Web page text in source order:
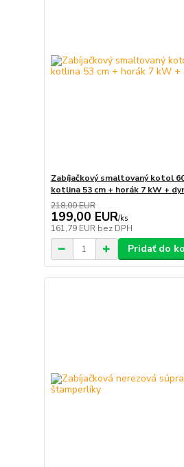
Zabíjačkový smaltovaný kotol
kotlina 53 cm + horák 7 kW +
218,00 EUR
199,00 EUR/ks
161,79 EUR bez DPH
Pridať do